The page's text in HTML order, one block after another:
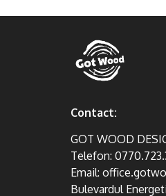
Contact:
GOT WOOD
Telefon:
Email:
Bulevardul